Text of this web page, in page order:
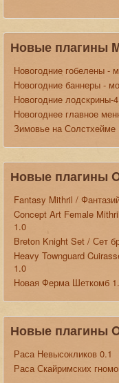
Новые плагины
Новогодние гобелены -
Новогодние баннеры -
Новогодние лодскрины-
Новогоднее главное
Зимовье на Солстхейме
Новые плагины
Fantasy Mithril /
Concept Art Female
1.0
Breton Knight Set / Сет
Heavy Townguard
1.0
Новая Ферма Шеткомб
Новые плагины
Раса Невысокликов 0.1
Раса Скайримских